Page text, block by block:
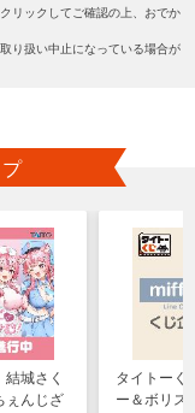
リックしてご確認の上、おでか
り扱い中止になっている場合が
城さく
んじざ
タイトー
ー＆ボリ